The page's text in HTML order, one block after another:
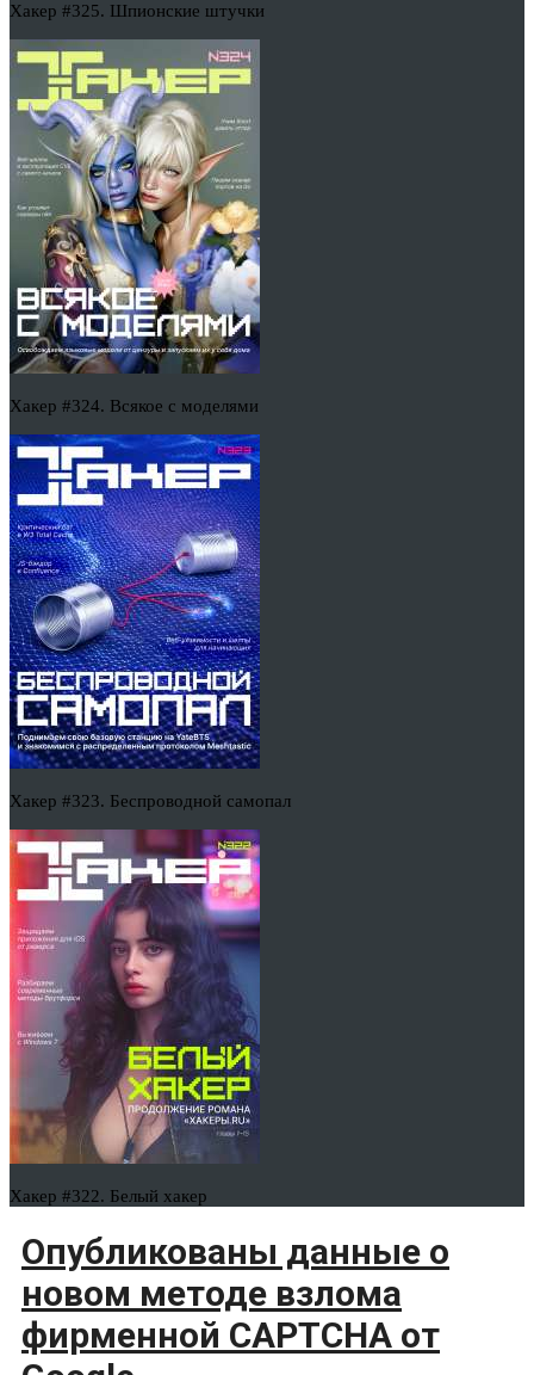
Хакер #325. Шпионские штучки
Хакер #324. Всякое с моделями
Хакер #323. Беспроводной самопал
Хакер #322. Белый хакер
Опубликованы данные о
новом методе взлома
фирменной CAPTCHA от